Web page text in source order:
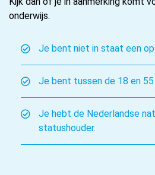
onderwijs.
Je bent niet in staat een
Je bent tussen de 18 en 55
Je hebt de Nederlandse
statushouder.